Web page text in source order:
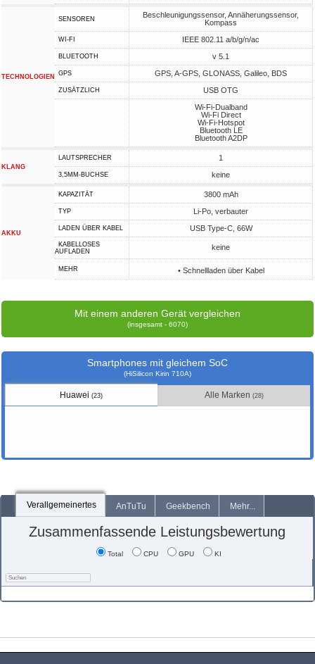
TECHNOLOGIEN
SENSOREN
Beschleunigungssensor, Annäherungssensor,
Kompass
WI-FI IEEE 802.11 a/b/g/n/ac
BLUETOOTH v 5.1
GPS GPS, A-GPS, GLONASS, Galileo, BDS
ZUSÄTZLICH
USB OTG
Wi-Fi-Dualband
Wi-Fi Direct
Wi-Fi-Hotspot
Bluetooth LE
Bluetooth A2DP
KLANG
LAUTSPRECHER 1
3,5MM-BUCHSE keine
AKKU
KAPAZITÄT 3800 mAh
TYP Li-Po, verbauter
LADEN ÜBER KABEL USB Type-C, 66W
KABELLOSES
AUFLADEN
keine
MEHR • Schnellladen über Kabel
Mit einem anderen Gerät vergleichen
(insgesamt - 6070)
Smartphones mit gleichem SoC
(HiSilicon Kirin 710A)
Huawei(23) Alle Marken (28)
Verallgemeinertes AnTuTu Geekbench Mehr...
Zusammenfassende Leistungsbewertung
Total CPU GPU KI